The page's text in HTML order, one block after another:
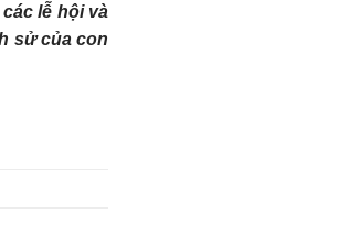
lễ hội và
sử của con